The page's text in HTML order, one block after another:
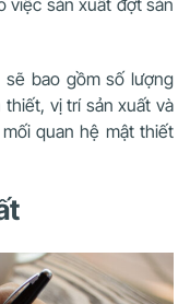
bao gồm số lượng
vị trí sản xuất và
quan hệ mật thiết